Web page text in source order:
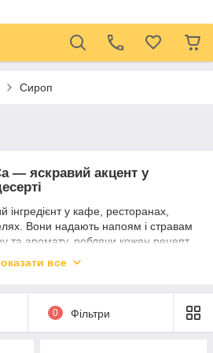
Сироп
— яскравий акцент у
у кафе, ресторанах,
Вони надають напоям і стравам
та аромату, роблячи кожен рецепт
У нашому асортименті
перевірених брендів, які
натуральні інгредієнти та
класичних (ваніль, карамель,
все
0 Фільтри